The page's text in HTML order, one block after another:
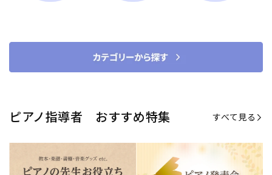
ピアノ指導者 おすすめ特集 すべて見る